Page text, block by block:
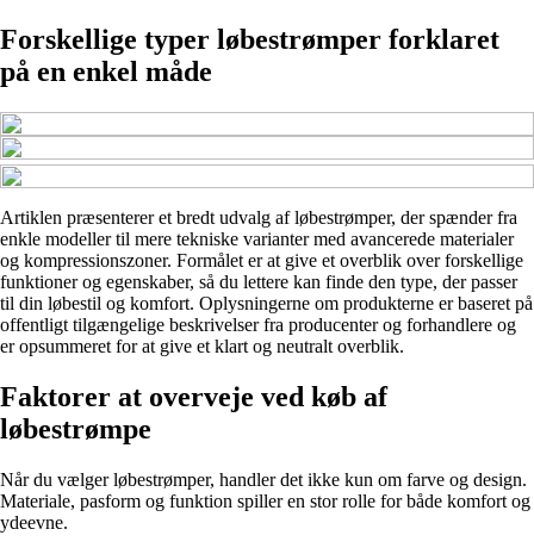
Forskellige typer løbestrømper forklaret
på en enkel måde
Artiklen præsenterer et bredt udvalg af løbestrømper, der spænder fra
enkle modeller til mere tekniske varianter med avancerede materialer
og kompressionszoner. Formålet er at give et overblik over forskellige
funktioner og egenskaber, så du lettere kan finde den type, der passer
til din løbestil og komfort. Oplysningerne om produkterne er baseret på
offentligt tilgængelige beskrivelser fra producenter og forhandlere og
er opsummeret for at give et klart og neutralt overblik.
Faktorer at overveje ved køb af
løbestrømpe
Når du vælger løbestrømper, handler det ikke kun om farve og design.
Materiale, pasform og funktion spiller en stor rolle for både komfort og
ydeevne.